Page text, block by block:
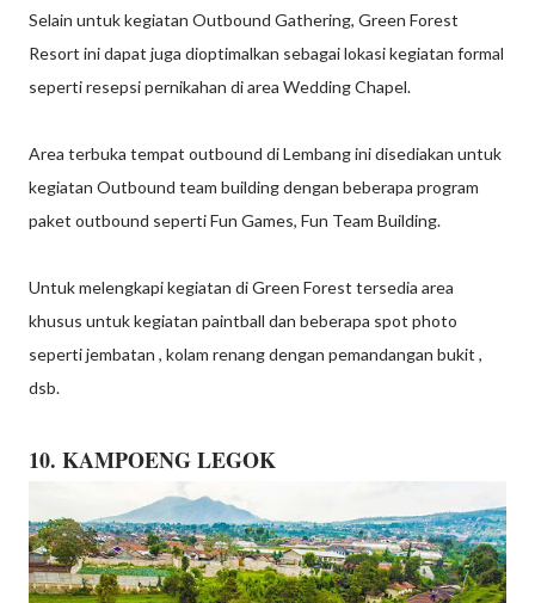
Selain untuk kegiatan Outbound Gathering, Green Forest
Resort ini dapat juga dioptimalkan sebagai lokasi kegiatan formal
seperti resepsi pernikahan di area Wedding Chapel.
Area terbuka tempat outbound di Lembang ini disediakan untuk
kegiatan Outbound team building dengan beberapa program
paket outbound seperti Fun Games, Fun Team Building.
Untuk melengkapi kegiatan di Green Forest tersedia area
khusus untuk kegiatan paintball dan beberapa spot photo
seperti jembatan , kolam renang dengan pemandangan bukit ,
dsb.
10. KAMPOENG LEGOK